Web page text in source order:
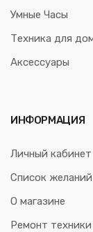
Умные Часы
Техника для
Аксессуары
ИНФОРМАЦИЯ
Личный кабинет
Список желаний
О магазине
Ремонт